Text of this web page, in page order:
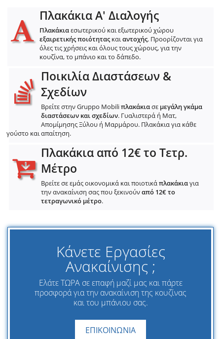
Πλακάκια Α' Διαλογής
Πλακάκιαεσωτερικού και εξωτερικού χώρου
εξαιρετικής ποιότητας καιαντοχής. Προορίζονται για
όλες τις χρήσεις και όλους τους χώρους, για την
κουζίνα, το μπάνιο και το δάπεδο.
Ποικιλία Διαστάσεων &
Σχεδίων
Βρείτε στην Gruppo Mobiliπλακάκιασε μεγάλη γκάμα
διαστάσεων και σχεδίων. Γυαλιστερά ή Ματ,
Απομίμησης Ξύλου ή Μαρμάρου. Πλακάκια για κάθε
γούστο και απαίτηση.
Πλακάκια από 12€ το Τετρ.
Μέτρο
Βρείτε σε εμάς οικονομικά και ποιοτικάπλακάκιαγια
την ανακαίνιση σας που ξεκινούναπό 12€ το
τετραγωνικό μέτρο.
Κάνετε Εργασίες
Ανακαίνισης ;
Ελάτε ΤΩΡΑ σε επαφή μαζί μας και πάρτε
προσφορά για την ανακαίνιση της κουζίνας
και του μπάνιου σας.
ΕΠΙΚΟΙΝΩΝΙΑ